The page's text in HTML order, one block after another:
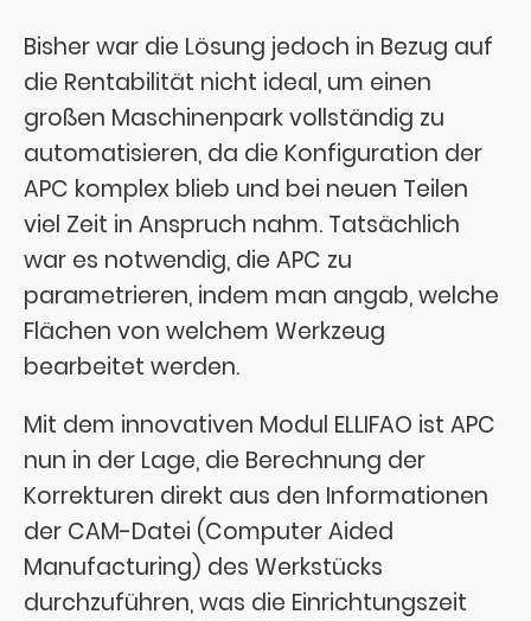
Bisher war die Lösung jedoch in Bezug auf
die Rentabilität nicht ideal, um einen
großen Maschinenpark vollständig zu
automatisieren, da die Konfiguration der
APC komplex blieb und bei neuen Teilen
viel Zeit in Anspruch nahm. Tatsächlich
war es notwendig, die APC zu
parametrieren, indem man angab, welche
Flächen von welchem Werkzeug
bearbeitet werden.
Mit dem innovativen Modul ELLIFAO ist APC
nun in der Lage, die Berechnung der
Korrekturen direkt aus den Informationen
der CAM-Datei (Computer Aided
Manufacturing) des Werkstücks
durchzuführen, was die Einrichtungszeit